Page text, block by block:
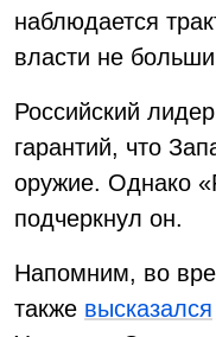
наблюдается
власти не
Российский
гарантий, что
оружие. Однако
подчеркнул он.
Напомним, во
также высказался